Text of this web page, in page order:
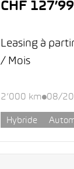
CHF
Leasing à
/ Mois
2’000 km 08/
Hybride